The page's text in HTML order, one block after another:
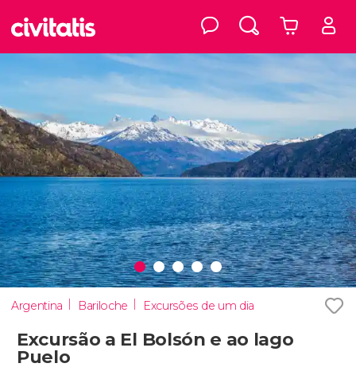
Argentina Bariloche Excursões de um dia
Excursão a El Bolsón e ao lago
Puelo